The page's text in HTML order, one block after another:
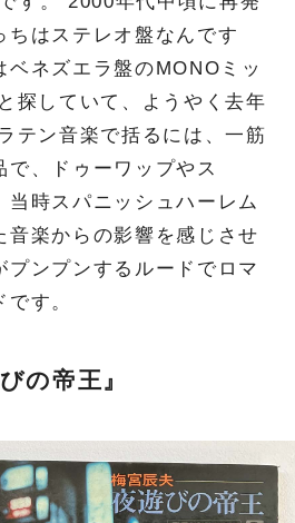
ちはステレオ盤なんです
ベネズエラ盤のMONOミッ
探していて、ようやく去年
テン音楽で括るには、一筋
で、ドゥーワップやス
当時スパニッシュハーレム
音楽からの影響を感じさせ
プンプンするルードでロマ
す。
の帝王』